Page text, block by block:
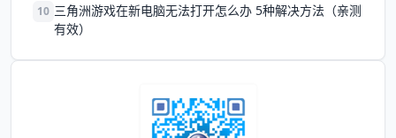
10 三角洲游戏在新电脑无法打开怎么办 5种解决方法（亲测
有效）